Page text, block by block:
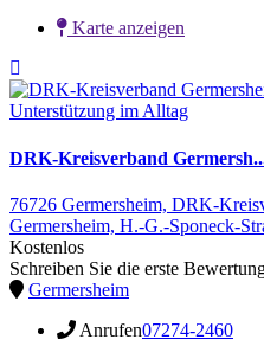
Karte anzeigen
Unterstützung im Alltag
DRK-Kreisverband
76726 Germersheim, DRK-
Germersheim, H.-G.-Sponeck-
Kostenlos
Schreiben Sie die erste
Germersheim
Anrufen07274-2460